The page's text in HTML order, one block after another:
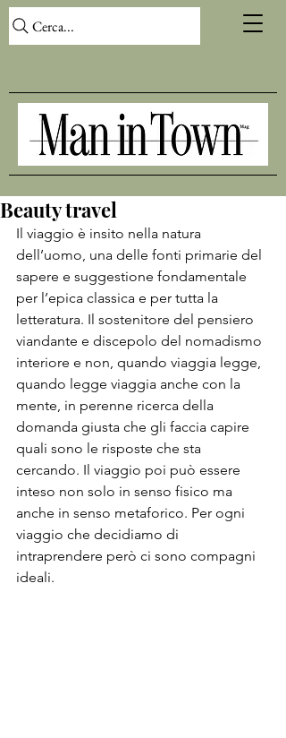
Cerca...
Beauty travel
Il viaggio è insito nella natura
dell’uomo, una delle fonti primarie del
sapere e suggestione fondamentale
per l’epica classica e per tutta la
letteratura. Il sostenitore del pensiero
viandante e discepolo del nomadismo
interiore e non, quando viaggia legge,
quando legge viaggia anche con la
mente, in perenne ricerca della
domanda giusta che gli faccia capire
quali sono le risposte che sta
cercando. Il viaggio poi può essere
inteso non solo in senso fisico ma
anche in senso metaforico. Per ogni
viaggio che decidiamo di
intraprendere però ci sono compagni
ideali.